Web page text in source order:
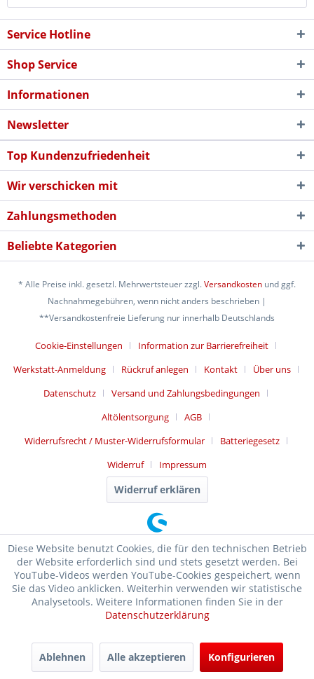
Service Hotline
Shop Service
Informationen
Newsletter
Top Kundenzufriedenheit
Wir verschicken mit
Zahlungsmethoden
Beliebte Kategorien
* Alle Preise inkl. gesetzl. Mehrwertsteuer zzgl.Versandkosten und ggf.
Nachnahmegebühren, wenn nicht anders beschrieben |
**Versandkostenfreie Lieferung nur innerhalb Deutschlands
Cookie-Einstellungen
Information zur Barrierefreiheit
Werkstatt-Anmeldung
Rückruf anlegen Kontakt
Über uns
Datenschutz
Versand und Zahlungsbedingungen
Altölentsorgung
AGB
Widerrufsrecht / Muster-Widerrufsformular
Batteriegesetz
Widerruf
Impressum
Widerruf erklären
Diese Website benutzt Cookies, die für den technischen Betrieb
der Website erforderlich sind und stets gesetzt werden. Bei
YouTube-Videos werden YouTube-Cookies gespeichert, wenn
Sie das Video anklicken. Weiterhin verwenden wir statistische
Analysetools. Weitere Informationen finden Sie in der
Datenschutzerklärung
Ablehnen Alle akzeptieren Konfigurieren
SEHR GUT (4.99 / 5)
aus17476
Bewertungen bei: ebay.de, shopvote.de ⓘ
Informationen zur Echtheit der Bewertungen